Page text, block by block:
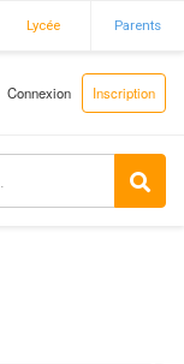
Lycée Parents
Connexion Inscription